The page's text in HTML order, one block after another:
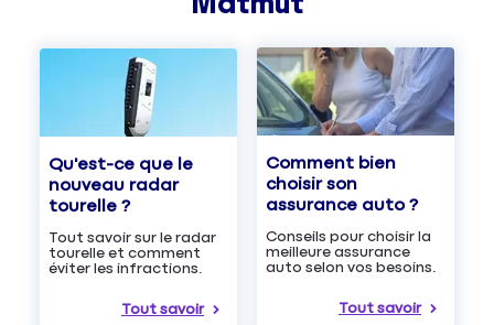
Qu'est-ce que le
nouveau radar
tourelle ?
Tout savoir sur le radar
tourelle et comment
éviter les infractions.
Tout savoir
Comment bien
choisir son
assurance auto ?
Conseils pour choisir la
meilleure assurance
auto selon vos besoins.
Tout savoir